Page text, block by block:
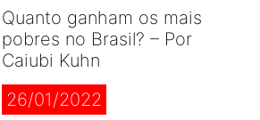
Quanto ganham os mais
pobres no Brasil? – Por
Caiubi Kuhn
26/01/2022